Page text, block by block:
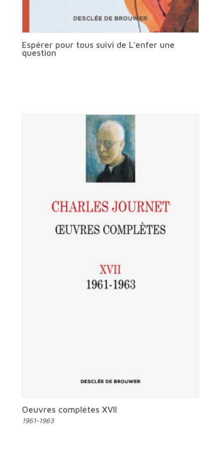
Espérer pour tous suivi de L'enfer une
question
Oeuvres complètes XVII
1961-1963